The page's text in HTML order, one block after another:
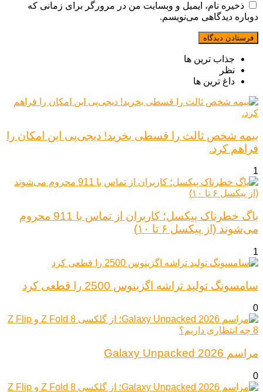
ذخیره نام، ایمیل و وبسایت من در مرورگر برای زمانی که
دوباره دیدگاهی می‌نویسم.
جذاب ترین ها
نظر
داغ ترین ها
بیمه شخص ثالث را قسطی بخرید! دیجی‌پی این امکان را
فراهم کرد.
1
باگ خطرناک پیکسل؛ کاربران از تماس با 911 محروم
می‌شوند (از پیکسل ۶ تا ۱۰)
1
سامسونگ تولید تراشه اگزینوس 2500 را قطعی کرد
0
مراسم Galaxy Unpacked 2026
0